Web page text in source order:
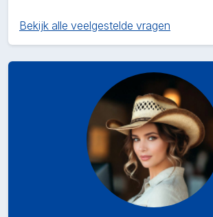
Bekijk alle veelgestelde vragen